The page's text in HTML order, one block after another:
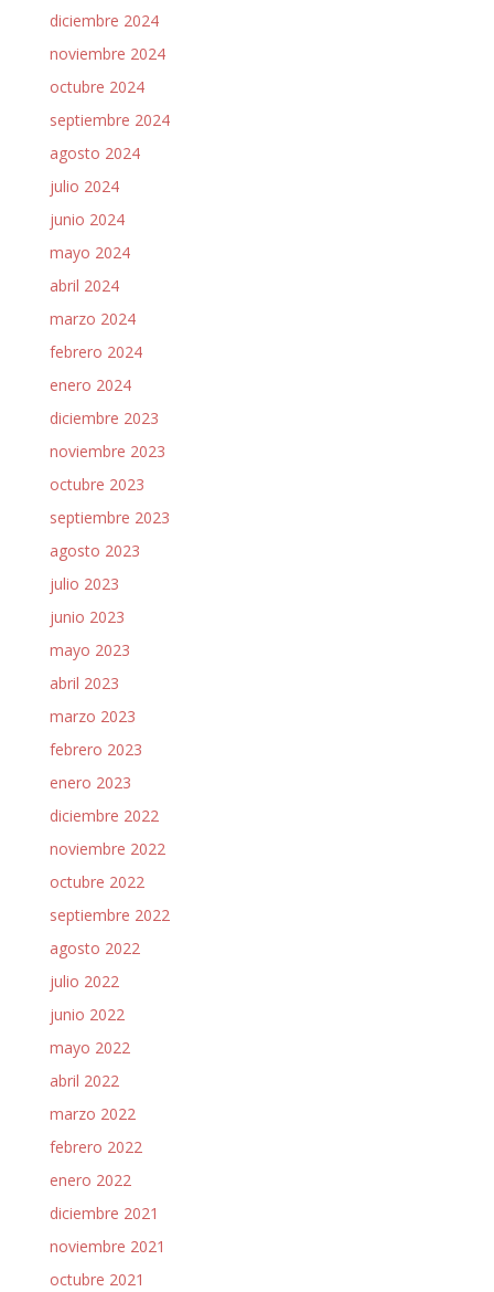
diciembre 2024
noviembre 2024
octubre 2024
septiembre 2024
agosto 2024
julio 2024
junio 2024
mayo 2024
abril 2024
marzo 2024
febrero 2024
enero 2024
diciembre 2023
noviembre 2023
octubre 2023
septiembre 2023
agosto 2023
julio 2023
junio 2023
mayo 2023
abril 2023
marzo 2023
febrero 2023
enero 2023
diciembre 2022
noviembre 2022
octubre 2022
septiembre 2022
agosto 2022
julio 2022
junio 2022
mayo 2022
abril 2022
marzo 2022
febrero 2022
enero 2022
diciembre 2021
noviembre 2021
octubre 2021